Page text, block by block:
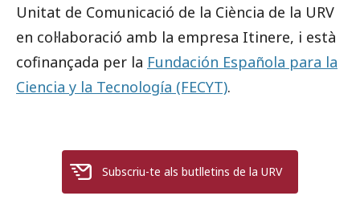
Unitat de Comunicació de la Ciència de la URV
en col·laboració amb la empresa Itinere, i està
cofinançada per la Fundación Española para la
Ciencia y la Tecnología (FECYT).
Subscriu-te als butlletins de la URV